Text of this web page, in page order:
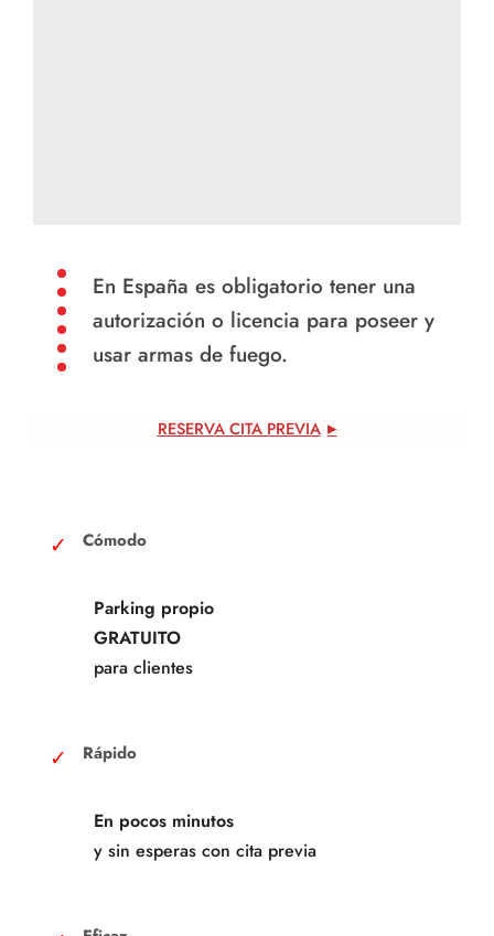
En España es obligatorio tener una
autorización o licencia para poseer y
usar armas de fuego.
RESERVA CITA PREVIA
Cómodo
Parking propio
GRATUITO
para clientes
Rápido
En pocos minutos
y sin esperas con cita previa